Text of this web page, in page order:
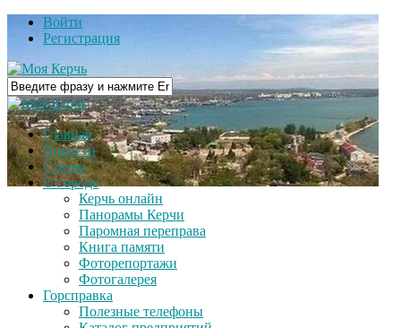
Войти
Регистрация
Главная
Новости
Статьи
О городе
Керчь онлайн
Панорамы Керчи
Паромная переправа
Книга памяти
Фоторепортажи
Фотогалерея
Горсправка
Полезные телефоны